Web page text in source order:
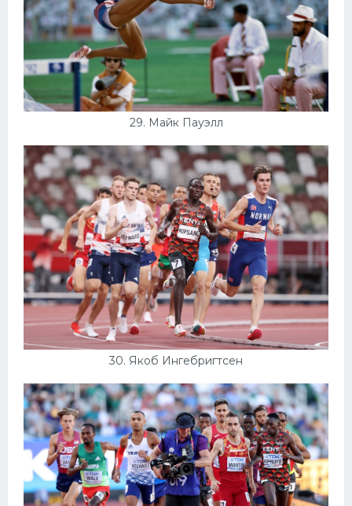
29. Майк Пауэлл
30. Якоб Ингебригтсен